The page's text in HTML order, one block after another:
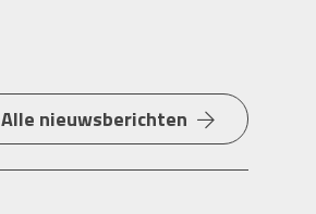
Alle nieuwsberichten